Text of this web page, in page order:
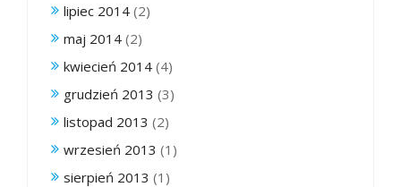
lipiec 2014 (2)
maj 2014 (2)
kwiecień 2014 (4)
grudzień 2013 (3)
listopad 2013 (2)
wrzesień 2013 (1)
sierpień 2013 (1)